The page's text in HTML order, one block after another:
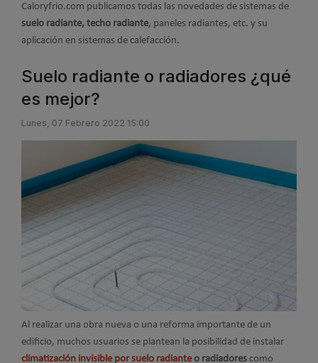
Caloryfrio.com publicamos todas las novedades de sistemas de
suelo radiante, techo radiante, paneles radiantes, etc. y su
aplicación en sistemas de calefacción.
Suelo radiante o radiadores ¿qué
es mejor?
Lunes, 07 Febrero 2022 15:00
Al realizar una obra nueva o una reforma importante de un
edificio, muchos usuarios se plantean la posibilidad de instalar
climatización invisible por suelo radianteo radiadores como